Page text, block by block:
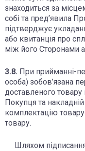
знаходиться за
собі та пред’явила
підтверджує
або квитанція про
між його Сторонами
3.8. При прийманні-
особа) зобов’язана
доставленого
Покупця та
комплектацію
товару.
Шляхом